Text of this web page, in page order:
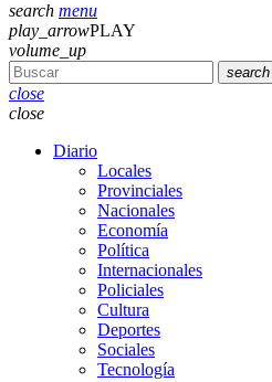
search menu
play_arrowPLAY
volume_up
search
close
close
Diario
Locales
Provinciales
Nacionales
Economía
Política
Internacionales
Policiales
Cultura
Deportes
Sociales
Tecnología